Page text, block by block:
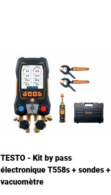
TESTO - Kit by pass
électronique T558s + sondes +
vacuomètre